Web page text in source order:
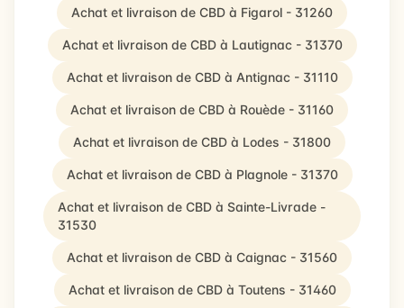
Achat et livraison de CBD à Figarol - 31260
Achat et livraison de CBD à Lautignac - 31370
Achat et livraison de CBD à Antignac - 31110
Achat et livraison de CBD à Rouède - 31160
Achat et livraison de CBD à Lodes - 31800
Achat et livraison de CBD à Plagnole - 31370
Achat et livraison de CBD à Sainte-Livrade -
31530
Achat et livraison de CBD à Caignac - 31560
Achat et livraison de CBD à Toutens - 31460